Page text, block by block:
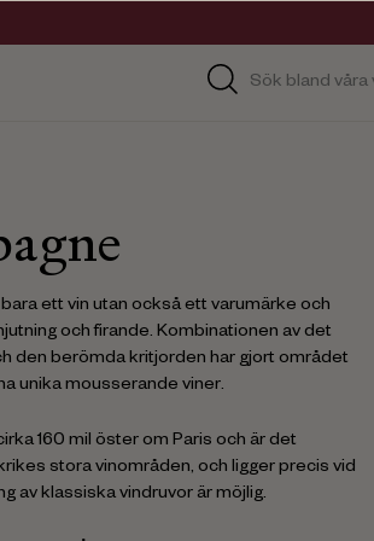
ett vin utan också ett varumärke och
och firande. Kombinationen av det
den berömda kritjorden har gjort området
unika mousserande viner.
160 mil öster om Paris och är det
stora vinområden, och ligger precis vid
av klassiska vindruvor är möjlig.